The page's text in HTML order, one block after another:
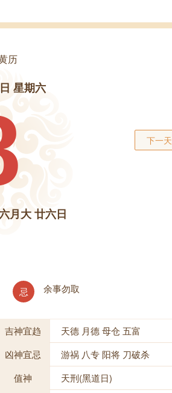
历
星期六
月大 廿六日
下一天
忌 余事勿取
吉神宜趋
天德 月德 母仓 五富
凶神宜忌
游祸 八专 阳将 刀破杀
值神
天刑(黑道日)